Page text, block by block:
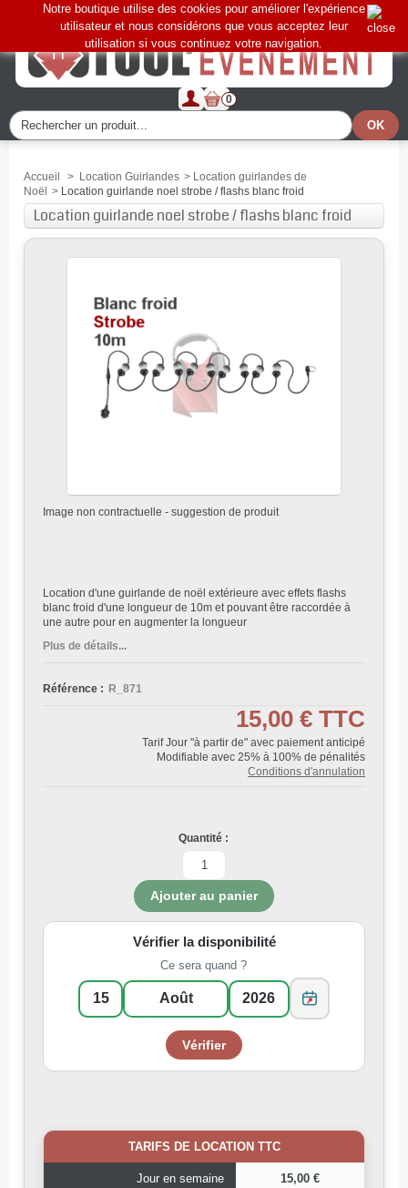
0
Notre boutique utilise des cookies pour améliorer l'expérience
utilisateur et nous considérons que vous acceptez leur
utilisation si vous continuez votre navigation.
Accueil > Location Guirlandes > Location guirlandes de
Noël
> Location guirlande noel strobe / flashs blanc froid
Location guirlande noel strobe / flashs blanc froid
Image non contractuelle - suggestion de produit
Location d'une guirlande de noël extérieure avec effets flashs
blanc froid d'une longueur de 10m et pouvant être raccordée à
une autre pour en augmenter la longueur
Plus de détails...
Référence : R_871
15,00 € TTC
Tarif Jour "à partir de" avec paiement anticipé
Modifiable avec 25% à 100% de pénalités
Conditions d'annulation
Quantité :
Vérifier la disponibilité
Ce sera quand ?
TARIFS DE LOCATION TTC
Jour en semaine 15,00 €